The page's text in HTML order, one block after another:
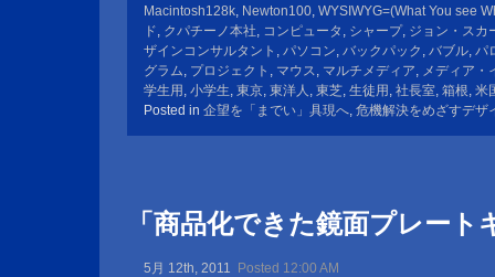
Macintosh128k, Newton100, WYSIWYG=(What You see
ド, クパチーノ本社, コンピュータ , シャープ, ジョン・スカ
ザインコンサルタント , パソコン, バックパック , バブル, パ
グラム, プロジェクト , マウス, マルチメディア, メディア・
学生用 , 小学生, 東京, 東洋人 , 東芝, 生徒用 , 社長室, 箱根, 米
Posted in 企望を「までい」具現へ, 危機解決をめざすデザ
「商品化できた鏡面プレート
5月 12th, 2011 Posted 12:00 AM